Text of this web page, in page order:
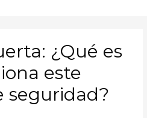
¿Qué es
este
seguridad?